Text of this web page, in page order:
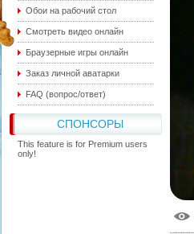
Обои на рабочий стол
Смотреть видео онлайн
Браузерные игры онлайн
Заказ личной аватарки
FAQ (вопрос/ответ)
СПОНСОРЫ
This feature is for Premium users
only!